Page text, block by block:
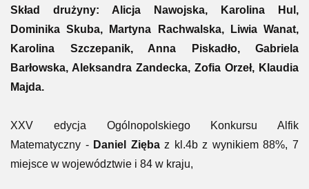
Skład drużyny: Alicja Nawojska, Karolina Hul,
Dominika Skuba, Martyna Rachwalska, Liwia Wanat,
Karolina Szczepanik, Anna Piskadło, Gabriela
Barłowska, Aleksandra Zandecka, Zofia Orzeł, Klaudia
Majda.
XXV edycja Ogólnopolskiego Konkursu Alfik
Matematyczny - Daniel Ziębaz kl.4b z wynikiem 88%, 7
miejsce w województwie i 84 w kraju,